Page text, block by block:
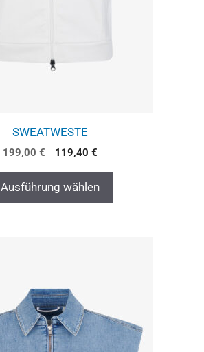
SWEATWESTE
199,00€ 119,40 €
Ausführung wählen